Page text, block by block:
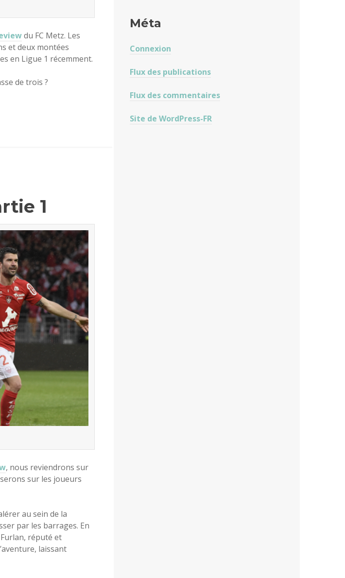
du FC Metz. Les
et deux montées
en Ligue 1 récemment.
de trois ?
1
, nous reviendrons sur
sur les joueurs
au sein de la
par les barrages. En
réputé et
laissant
Méta
Connexion
Flux des publications
Flux des commentaires
Site de WordPress-FR